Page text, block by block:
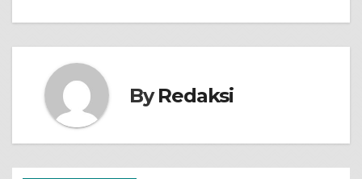
ByRedaksi